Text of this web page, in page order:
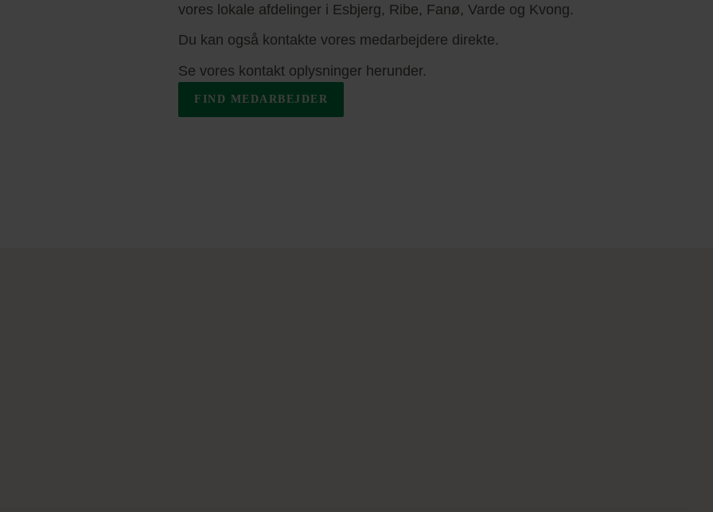
vores lokale afdelinger i Esbjerg, Ribe, Fanø, Varde og Kvong.
Du kan også kontakte vores medarbejdere direkte.
Se vores kontakt oplysninger herunder.
FIND MEDARBEJDER